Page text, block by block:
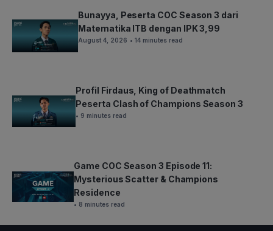
Bunayya, Peserta COC Season 3 dari
Matematika ITB dengan IPK 3,99
August 4, 2026 • 14 minutes read
Profil Firdaus, King of Deathmatch
Peserta Clash of Champions Season 3
• 9 minutes read
Game COC Season 3 Episode 11:
Mysterious Scatter & Champions
Residence
• 8 minutes read